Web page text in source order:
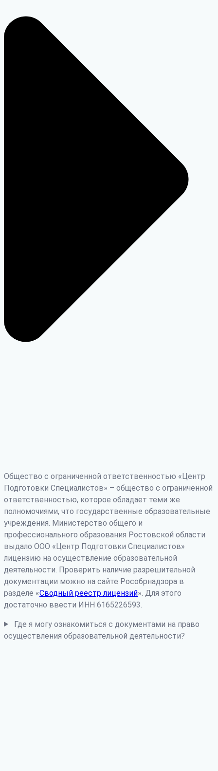
Общество с ограниченной ответственностью «Центр
Подготовки Специалистов» – общество с ограниченной
ответственностью, которое обладает теми же
полномочиями, что государственные образовательные
учреждения. Министерство общего и
профессионального образования Ростовской области
выдало ООО «Центр Подготовки Специалистов»
лицензию на осуществление образовательной
деятельности. Проверить наличие разрешительной
документации можно на сайте Рособрнадзора в
разделе «Сводный реестр лицензий». Для этого
достаточно ввести ИНН 6165226593.
Где я могу ознакомиться с документами на право
осуществления образовательной деятельности?